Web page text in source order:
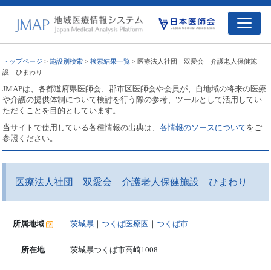
トップページ >施設別検索 >検索結果一覧 > 医療法人社団 双愛会 介護老人保健施
設 ひまわり
JMAPは、各都道府県医師会、郡市区医師会や会員が、自地域の将来の医療
や介護の提供体制について検討を行う際の参考、ツールとして活用してい
ただくことを目的としています。
当サイトで使用している各種情報の出典は、各情報のソースについてをご
参照ください。
医療法人社団 双愛会 介護老人保健施設 ひまわり
所属地域 茨城県 ｜つくば医療圏 ｜つくば市
所在地 茨城県つくば市高崎1008